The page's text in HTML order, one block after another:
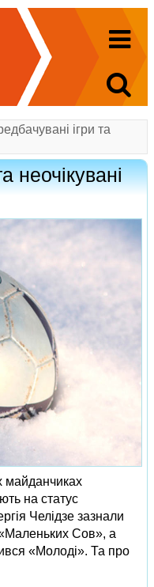
ігри та
неочікувані
майданчиках
на статус
Челідзе зазнали
Сов», а
«Молоді». Та про